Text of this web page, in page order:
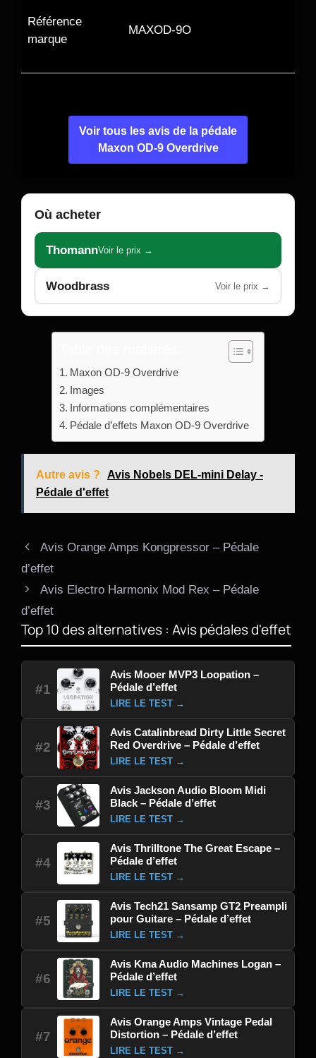
Référence
marque
MAXOD-9O
Voir tous les avis de la pédale
Maxon OD-9 Overdrive
Où acheter
ThomannVoir le prix →
Woodbrass Voir le prix →
Maxon OD-9 Overdrive
Images
Informations complémentaires
Pédale d’effets Maxon OD-9 Overdrive
Autre avis ?
Avis Nobels DEL-mini Delay -
Pédale d'effet
Avis Orange Amps Kongpressor – Pédale
d’effet
Avis Electro Harmonix Mod Rex – Pédale
d’effet
Top 10 des alternatives : Avis pédales d'effet
#1
Avis Mooer MVP3 Loopation –
Pédale d’effet
LIRE LE TEST →
#2
Avis Catalinbread Dirty Little Secret
Red Overdrive – Pédale d’effet
LIRE LE TEST →
#3
Avis Jackson Audio Bloom Midi
Black – Pédale d’effet
LIRE LE TEST →
#4
Avis Thrilltone The Great Escape –
Pédale d’effet
LIRE LE TEST →
#5
Avis Tech21 Sansamp GT2 Preampli
pour Guitare – Pédale d’effet
LIRE LE TEST →
#6
Avis Kma Audio Machines Logan –
Pédale d’effet
LIRE LE TEST →
#7
Avis Orange Amps Vintage Pedal
Distortion – Pédale d’effet
LIRE LE TEST →